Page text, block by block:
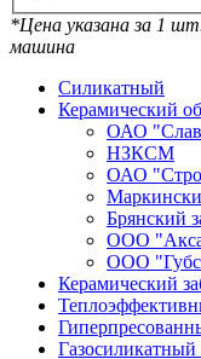
*Цена указана за 1
машина
Силикатный
Керамический
ОАО
НЗКСМ
ОАО
Брянский
ООО
ООО
Керамический
Газосиликатный